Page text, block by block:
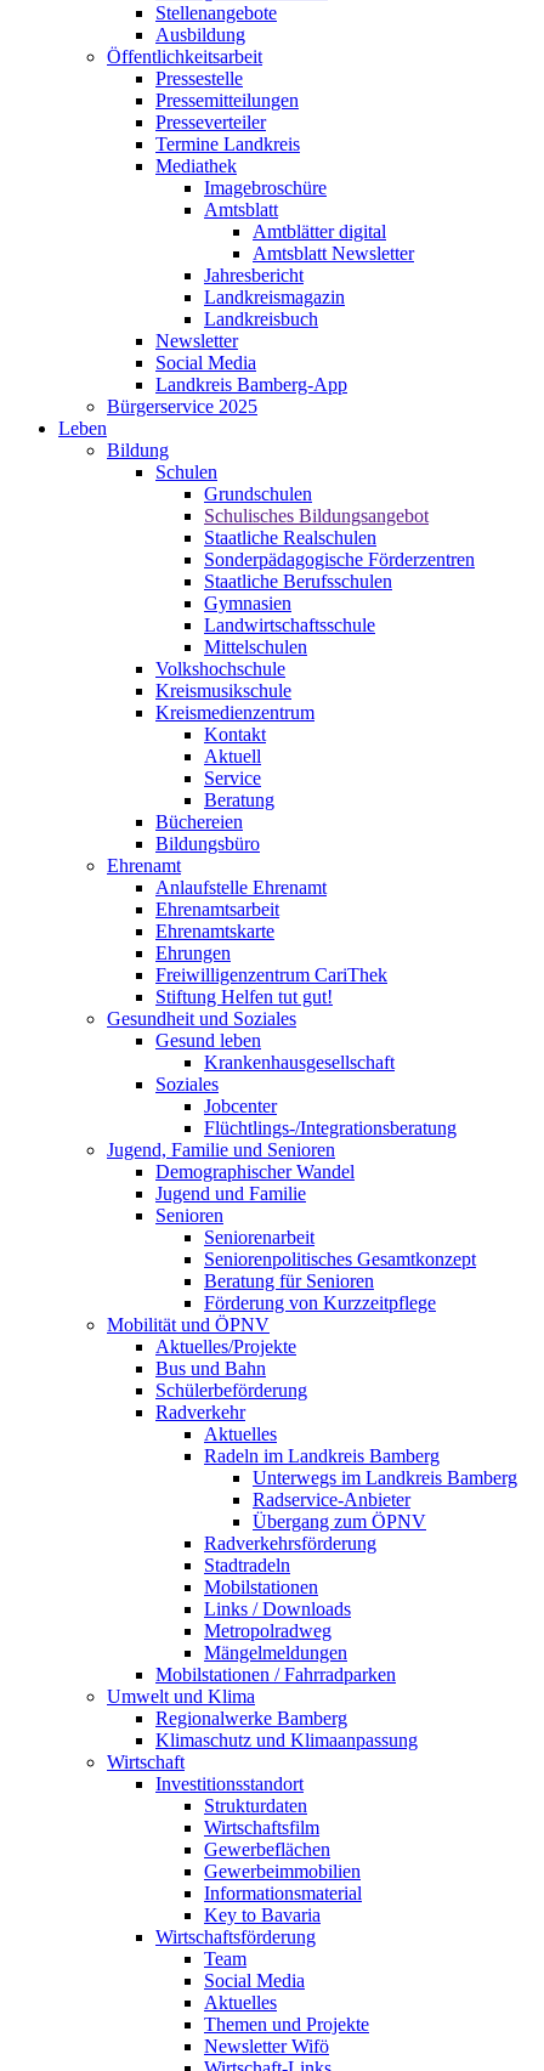
Stellenangebote
Ausbildung
Öffentlichkeitsarbeit
Pressestelle
Pressemitteilungen
Presseverteiler
Termine Landkreis
Mediathek
Imagebroschüre
Amtsblatt
Amtblätter digital
Amtsblatt Newsletter
Jahresbericht
Landkreismagazin
Landkreisbuch
Newsletter
Social Media
Landkreis Bamberg-App
Bürgerservice 2025
Leben
Bildung
Schulen
Grundschulen
Schulisches Bildungsangebot
Staatliche Realschulen
Sonderpädagogische Förderzentren
Staatliche Berufsschulen
Gymnasien
Landwirtschaftsschule
Mittelschulen
Volkshochschule
Kreismusikschule
Kreismedienzentrum
Kontakt
Aktuell
Service
Beratung
Büchereien
Bildungsbüro
Ehrenamt
Anlaufstelle Ehrenamt
Ehrenamtsarbeit
Ehrenamtskarte
Ehrungen
Freiwilligenzentrum CariThek
Stiftung Helfen tut gut!
Gesundheit und Soziales
Gesund leben
Krankenhausgesellschaft
Soziales
Jobcenter
Flüchtlings-/Integrationsberatung
Jugend, Familie und Senioren
Demographischer Wandel
Jugend und Familie
Senioren
Seniorenarbeit
Seniorenpolitisches Gesamtkonzept
Beratung für Senioren
Förderung von Kurzzeitpflege
Mobilität und ÖPNV
Aktuelles/Projekte
Bus und Bahn
Schülerbeförderung
Radverkehr
Aktuelles
Radeln im Landkreis Bamberg
Unterwegs im Landkreis Bamberg
Radservice-Anbieter
Übergang zum ÖPNV
Radverkehrsförderung
Stadtradeln
Mobilstationen
Links / Downloads
Metropolradweg
Mängelmeldungen
Mobilstationen / Fahrradparken
Umwelt und Klima
Regionalwerke Bamberg
Klimaschutz und Klimaanpassung
Wirtschaft
Investitionsstandort
Strukturdaten
Wirtschaftsfilm
Gewerbeflächen
Gewerbeimmobilien
Informationsmaterial
Key to Bavaria
Wirtschaftsförderung
Team
Social Media
Aktuelles
Themen und Projekte
Newsletter Wifö